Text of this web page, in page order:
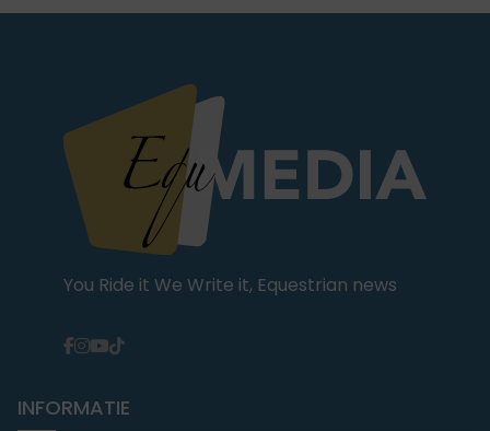
You Ride it We Write it, Equestrian news
INFORMATIE